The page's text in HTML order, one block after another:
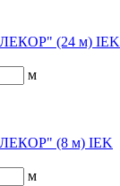
(24 м) IEK
м
(8 м) IEK
м